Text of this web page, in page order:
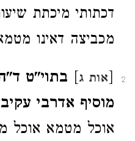
דכתותי מיכתת
מכביצה דאינו
2
[אות ג] בתוי"ט
מוסיף אדרבי
אוכל מטמא אוכל